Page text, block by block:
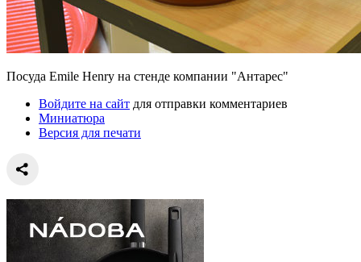
Посуда Emile Henry на стенде компании "Антарес"
Войдите на сайт для отправки комментариев
Миниатюра
Версия для печати